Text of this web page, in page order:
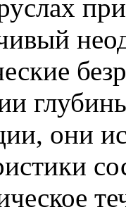
они